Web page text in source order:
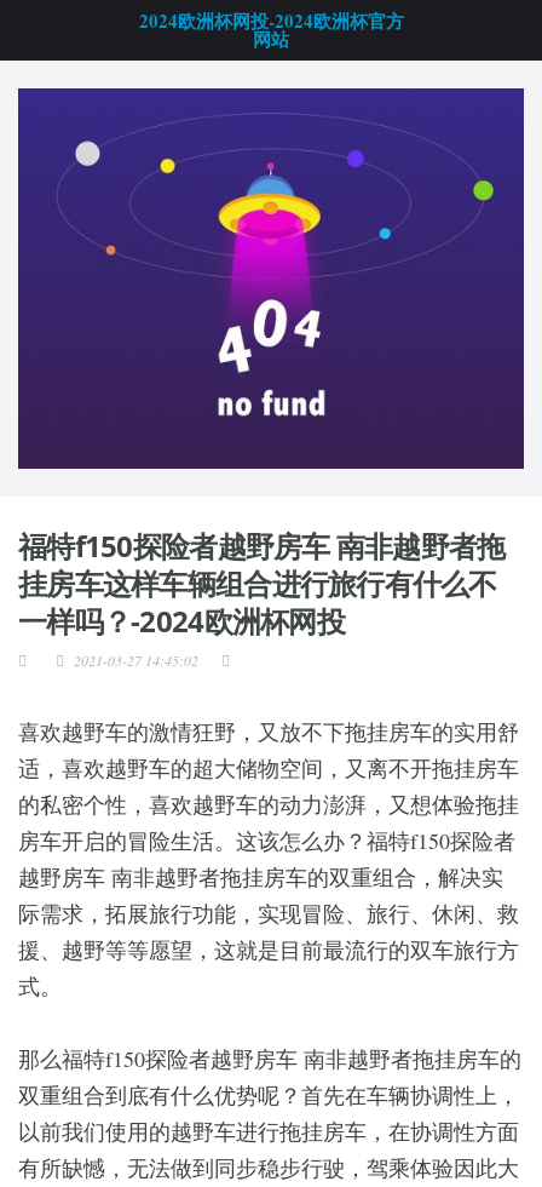
2024欧洲杯网投-2024欧洲杯官方
网站
福特f150探险者越野房车 南非越野者拖
挂房车这样车辆组合进行旅行有什么不
一样吗？-2024欧洲杯网投
2021-03-27 14:45:02
喜欢越野车的激情狂野，又放不下拖挂房车的实用舒
适，喜欢越野车的超大储物空间，又离不开拖挂房车
的私密个性，喜欢越野车的动力澎湃，又想体验拖挂
房车开启的冒险生活。这该怎么办？福特f150探险者
越野房车 南非越野者拖挂房车的双重组合，解决实
际需求，拓展旅行功能，实现冒险、旅行、休闲、救
援、越野等等愿望，这就是目前最流行的双车旅行方
式。
那么福特f150探险者越野房车 南非越野者拖挂房车的
双重组合到底有什么优势呢？首先在车辆协调性上，
以前我们使用的越野车进行拖挂房车，在协调性方面
有所缺憾，无法做到同步稳步行驶，驾乘体验因此大